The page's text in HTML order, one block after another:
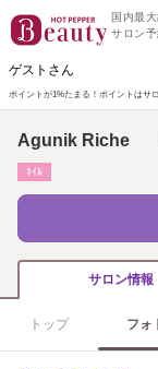
国内最
サロン
ゲストさん
ポイントが1%たまる！ ポイントはサ
Agunik Riche 【
ﾈｲﾙ
サロン情報
トップ フォ